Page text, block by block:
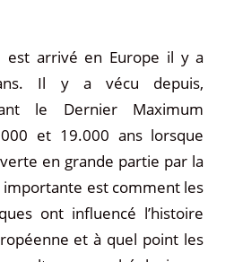
est arrivé en Europe il y a
Il y a vécu depuis,
le Dernier Maximum
et 19.000 ans lorsque
en grande partie par la
importante est comment les
ont influencé l’histoire
et à quel point les